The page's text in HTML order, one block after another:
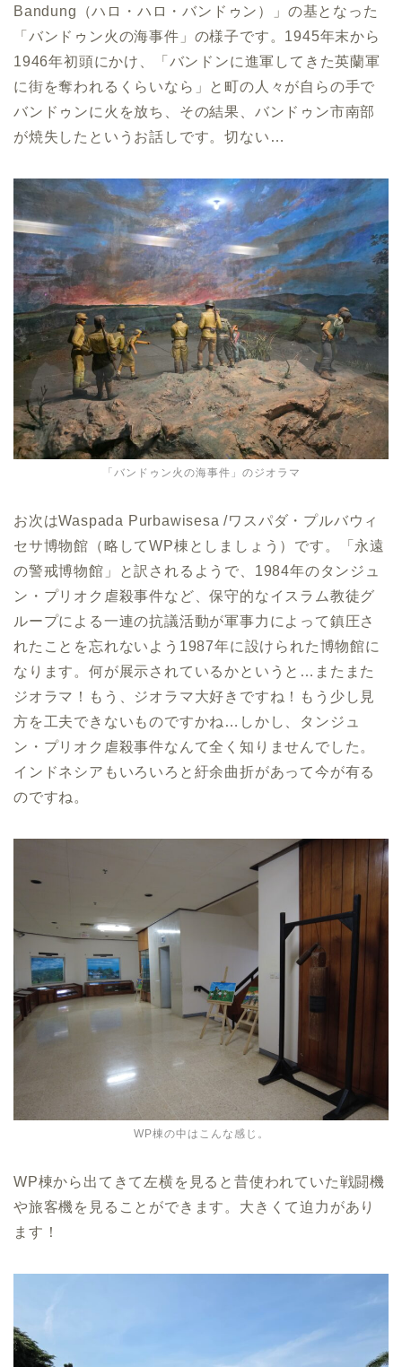
Bandung（ハロ・ハロ・バンドゥン）」の基となった
「バンドゥン火の海事件」の様子です。1945年末から
1946年初頭にかけ、「バンドンに進軍してきた英蘭軍
に街を奪われるくらいなら」と町の人々が自らの手で
バンドゥンに火を放ち、その結果、バンドゥン市南部
が焼失したというお話しです。切ない…
「バンドゥン火の海事件」のジオラマ
お次はWaspada Purbawisesa /ワスパダ・プルバウィ
セサ博物館（略してWP棟としましょう）です。「永遠
の警戒博物館」と訳されるようで、1984年のタンジュ
ン・プリオク虐殺事件など、保守的なイスラム教徒グ
ループによる一連の抗議活動が軍事力によって鎮圧さ
れたことを忘れないよう1987年に設けられた博物館に
なります。何が展示されているかというと…またまた
ジオラマ！もう、ジオラマ大好きですね！もう少し見
方を工夫できないものですかね…しかし、タンジュ
ン・プリオク虐殺事件なんて全く知りませんでした。
インドネシアもいろいろと紆余曲折があって今が有る
のですね。
WP棟の中はこんな感じ。
WP棟から出てきて左横を見ると昔使われていた戦闘機
や旅客機を見ることができます。大きくて迫力があり
ます！